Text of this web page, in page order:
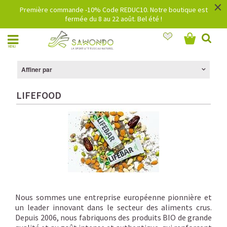
Première commande -10% Code REDUC10. Notre boutique est
fermée du 8 au 22 août. Bel été !
×
MENU
Affiner par
LIFEFOOD
Nous sommes une entreprise européenne pionnière et
un leader innovant dans le secteur des aliments crus.
Depuis 2006, nous fabriquons des produits BIO de grande